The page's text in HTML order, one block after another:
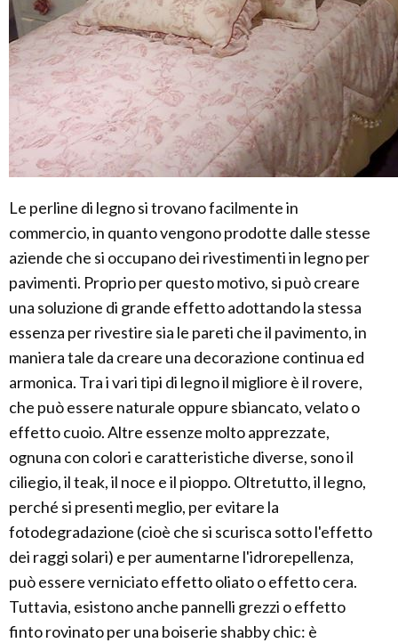
Le perline di legno si trovano facilmente in
commercio, in quanto vengono prodotte dalle stesse
aziende che si occupano dei rivestimenti in legno per
pavimenti. Proprio per questo motivo, si può creare
una soluzione di grande effetto adottando la stessa
essenza per rivestire sia le pareti che il pavimento, in
maniera tale da creare una decorazione continua ed
armonica. Tra i vari tipi di legno il migliore è il rovere,
che può essere naturale oppure sbiancato, velato o
effetto cuoio. Altre essenze molto apprezzate,
ognuna con colori e caratteristiche diverse, sono il
ciliegio, il teak, il noce e il pioppo. Oltretutto, il legno,
perché si presenti meglio, per evitare la
fotodegradazione (cioè che si scurisca sotto l'effetto
dei raggi solari) e per aumentarne l'idrorepellenza,
può essere verniciato effetto oliato o effetto cera.
Tuttavia, esistono anche pannelli grezzi o effetto
finto rovinato per una boiserie shabby chic: è